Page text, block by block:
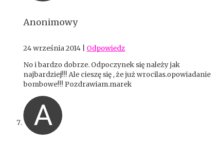
Anonimowy
24 września 2014
Odpowiedz
No i bardzo dobrze. Odpoczynek się należy jak
najbardziej!!! Ale cieszę się , że już wrocilas.opowiadanie
bombowe!!! Pozdrawiam.marek
A